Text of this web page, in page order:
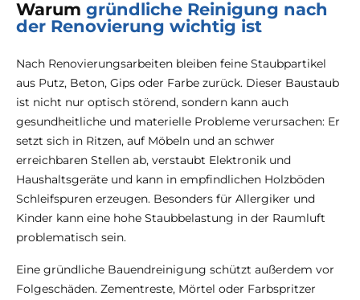
Warum gründliche Reinigung nach
der Renovierung wichtig ist
Nach Renovierungsarbeiten bleiben feine Staubpartikel
aus Putz, Beton, Gips oder Farbe zurück. Dieser Baustaub
ist nicht nur optisch störend, sondern kann auch
gesundheitliche und materielle Probleme verursachen: Er
setzt sich in Ritzen, auf Möbeln und an schwer
erreichbaren Stellen ab, verstaubt Elektronik und
Haushaltsgeräte und kann in empfindlichen Holzböden
Schleifspuren erzeugen. Besonders für Allergiker und
Kinder kann eine hohe Staubbelastung in der Raumluft
problematisch sein.
Eine gründliche Bauendreinigung schützt außerdem vor
Folgeschäden. Zementreste, Mörtel oder Farbspritzer